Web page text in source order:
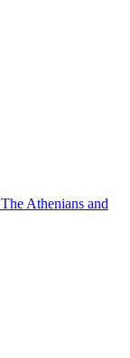
Athenians and